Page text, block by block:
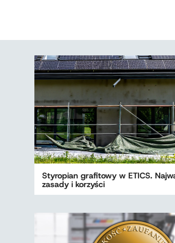
Styropian grafitowy w ETICS.
zasady i korzyści